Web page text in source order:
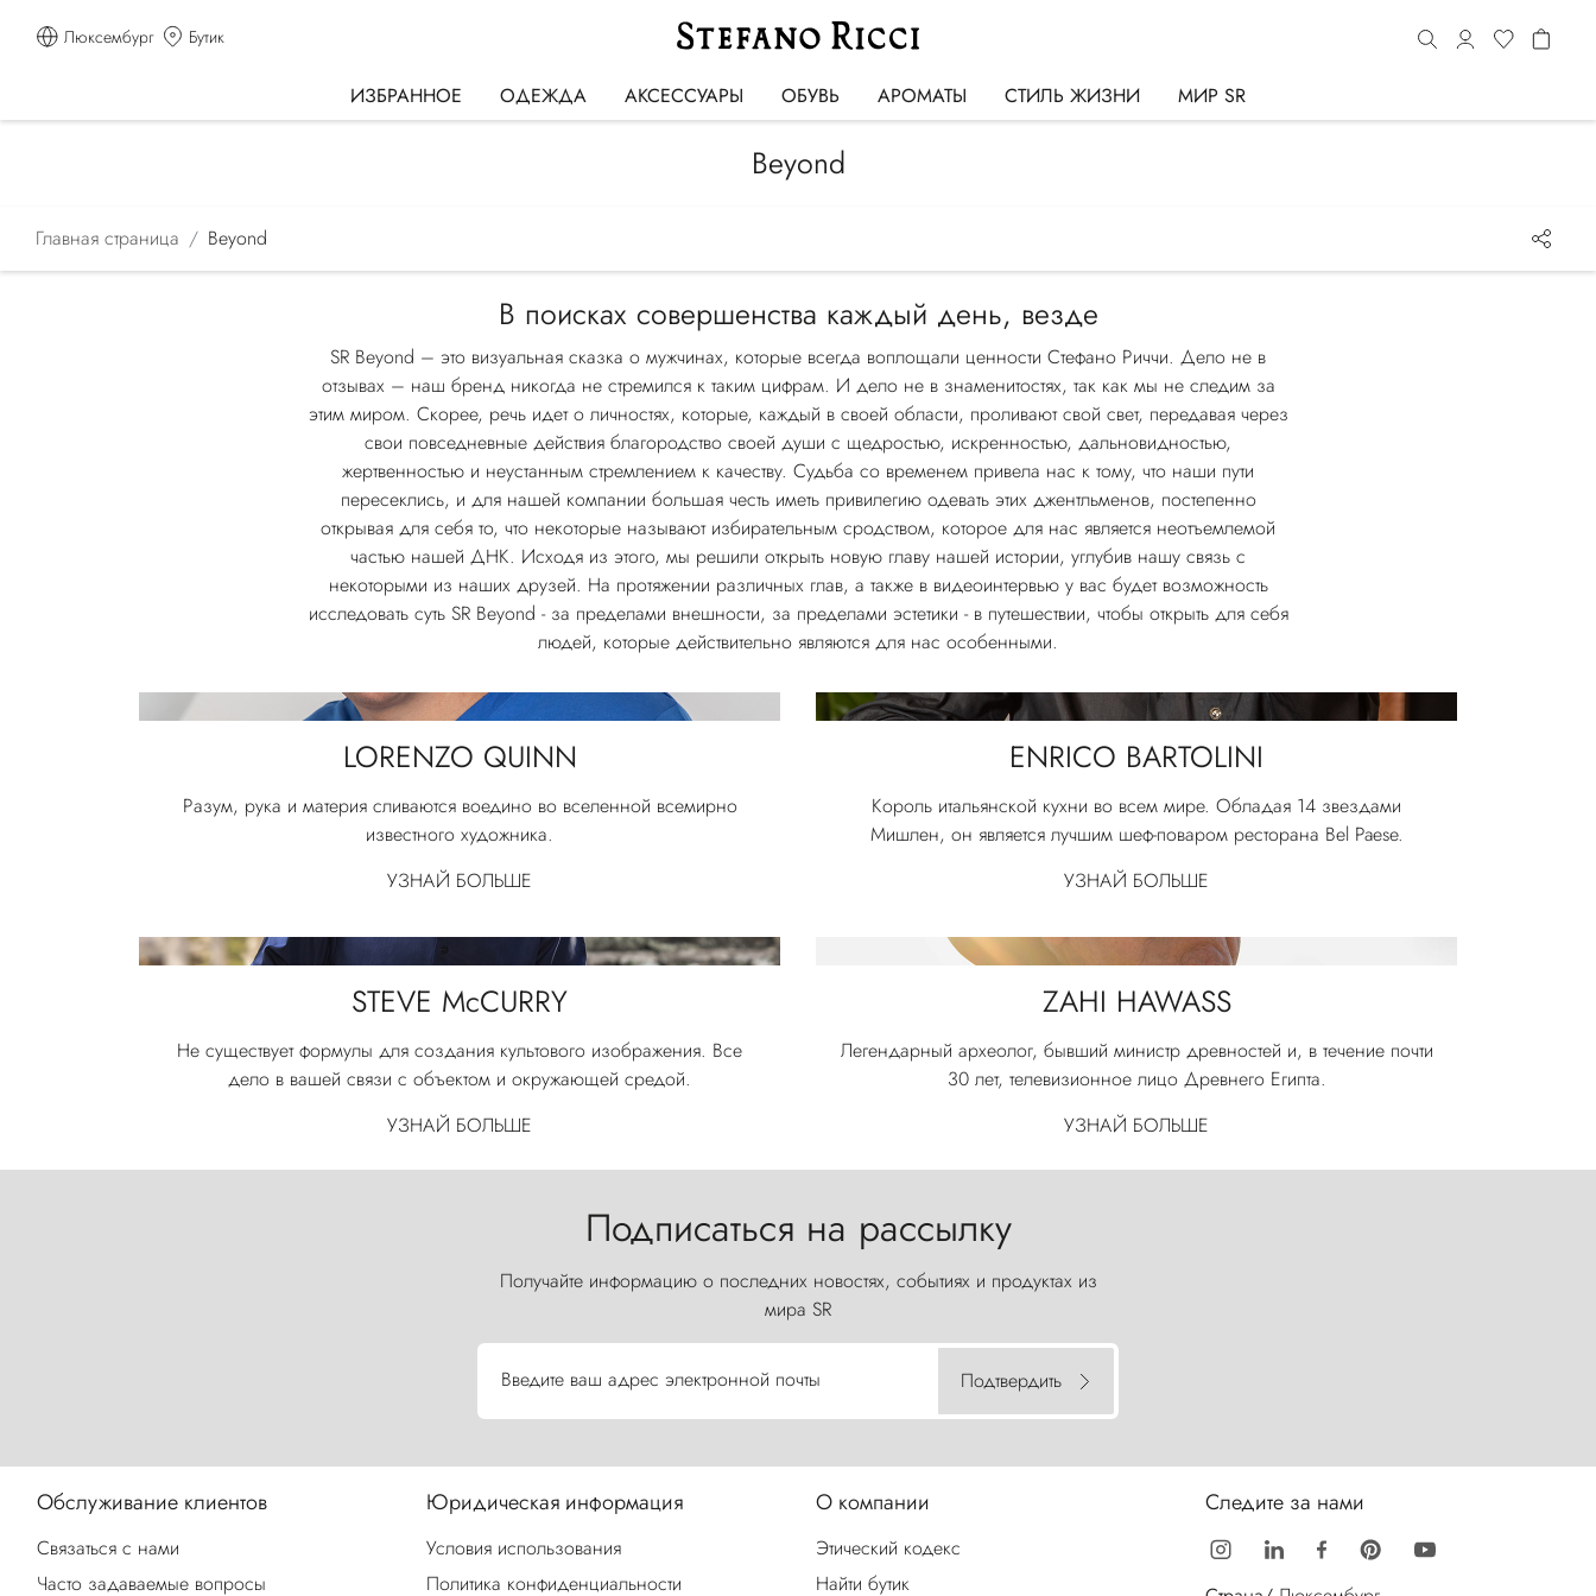
Люксембург Бутик
ИЗБРАННОЕ ОДЕЖДА АКСЕССУАРЫ ОБУВЬ АРОМАТЫ СТИЛЬ ЖИЗНИ МИР SR
Beyond
Главная страница Beyond
В поисках совершенства каждый день, везде
SR Beyond – это визуальная сказка о мужчинах, которые всегда воплощали ценности Стефано Риччи. Дело не в
отзывах – наш бренд никогда не стремился к таким цифрам. И дело не в знаменитостях, так как мы не следим за
этим миром. Скорее, речь идет о личностях, которые, каждый в своей области, проливают свой свет, передавая через
свои повседневные действия благородство своей души с щедростью, искренностью, дальновидностью,
жертвенностью и неустанным стремлением к качеству. Судьба со временем привела нас к тому, что наши пути
пересеклись, и для нашей компании большая честь иметь привилегию одевать этих джентльменов, постепенно
открывая для себя то, что некоторые называют избирательным сродством, которое для нас является неотъемлемой
частью нашей ДНК. Исходя из этого, мы решили открыть новую главу нашей истории, углубив нашу связь с
некоторыми из наших друзей. На протяжении различных глав, а также в видеоинтервью у вас будет возможность
исследовать суть SR Beyond - за пределами внешности, за пределами эстетики - в путешествии, чтобы открыть для себя
людей, которые действительно являются для нас особенными.
LORENZO QUINN
Разум, рука и материя сливаются воедино во вселенной всемирно
известного художника.
УЗНАЙ БОЛЬШЕ
ENRICO BARTOLINI
Король итальянской кухни во всем мире. Обладая 14 звездами
Мишлен, он является лучшим шеф-поваром ресторана Bel Paese.
УЗНАЙ БОЛЬШЕ
STEVE McCURRY
Не существует формулы для создания культового изображения. Все
дело в вашей связи с объектом и окружающей средой.
УЗНАЙ БОЛЬШЕ
ZAHI HAWASS
Легендарный археолог, бывший министр древностей и, в течение почти
30 лет, телевизионное лицо Древнего Египта.
УЗНАЙ БОЛЬШЕ
Подписаться на рассылку
Получайте информацию о последних новостях, событиях и продуктах из
мира SR
Введите ваш адрес электронной почты Подтвердить
Обслуживание клиентов
Связаться с нами
Часто задаваемые вопросы
Юридическая информация
Условия использования
Политика конфиденциальности
О компании
Этический кодекс
Найти бутик
Следите за нами